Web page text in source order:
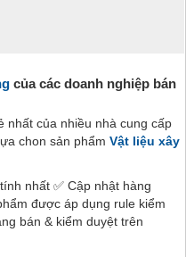
của các doanh nghiệp bán
nhất của nhiều nhà cung cấp
chon sản phẩm Vật liệu xây
nhất ✅ Cập nhật hàng
được áp dụng rule kiểm
bán & kiểm duyệt trên